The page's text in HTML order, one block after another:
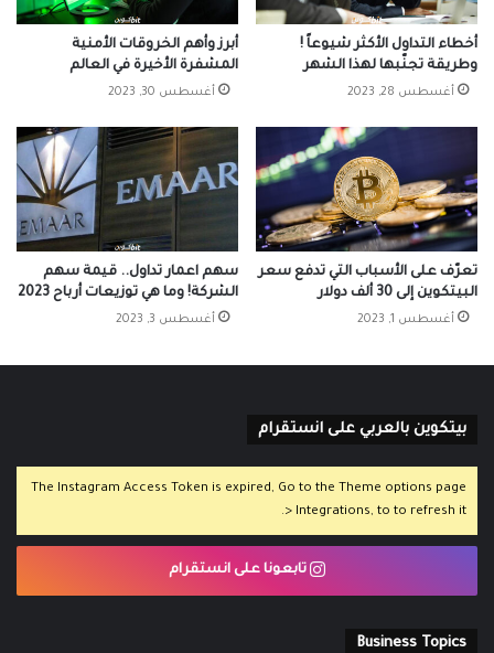
أبرز وأهم الخروقات الأمنية
المشفرة الأخيرة في العالم
أغسطس 30, 2023
أخطاء التداول الأكثر شيوعاً !
وطريقة تجنّبها لهذا الشهر
أغسطس 28, 2023
سهم اعمار تداول.. قيمة سهم
الشركة! وما هي توزيعات أرباح 2023
أغسطس 3, 2023
تعرّف على الأسباب التي تدفع سعر
البيتكوين إلى 30 ألف دولار
أغسطس 1, 2023
بيتكوين بالعربي على انستقرام
The Instagram Access Token is expired, Go to the Theme options page
> Integrations, to to refresh it.
تابعونا على انستقرام
Business Topics